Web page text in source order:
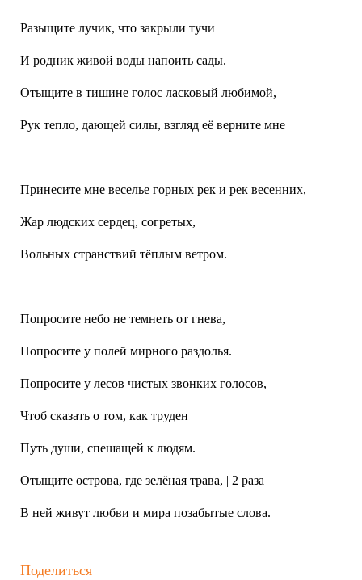
Разыщите лучик, что закрыли тучи
И родник живой воды напоить сады.
Отыщите в тишине голос ласковый любимой,
Рук тепло, дающей силы, взгляд её верните мне
Принесите мне веселье горных рек и рек весенних,
Жар людских сердец, согретых,
Вольных странствий тёплым ветром.
Попросите небо не темнеть от гнева,
Попросите у полей мирного раздолья.
Попросите у лесов чистых звонких голосов,
Чтоб сказать о том, как труден
Путь души, спешащей к людям.
Отыщите острова, где зелёная трава, | 2 раза
В ней живут любви и мира позабытые слова.
Поделиться